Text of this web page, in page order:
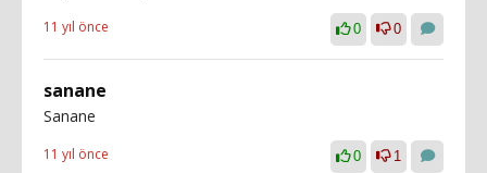
11 yıl önce 0 0
sanane
Sanane
11 yıl önce 0 1